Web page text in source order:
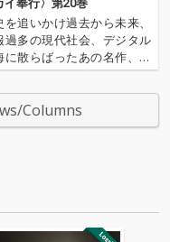
イ奉行〉第20巻
を追いかけ過去から未来、
過多の現代社会、デジタル
に散らばったあの名作、こ
作たちをひとつにまとめる
人…!〈アーカイ奉行〉が今
デジタルの乱世を治め
〈アーカイ奉行〉と
Columns